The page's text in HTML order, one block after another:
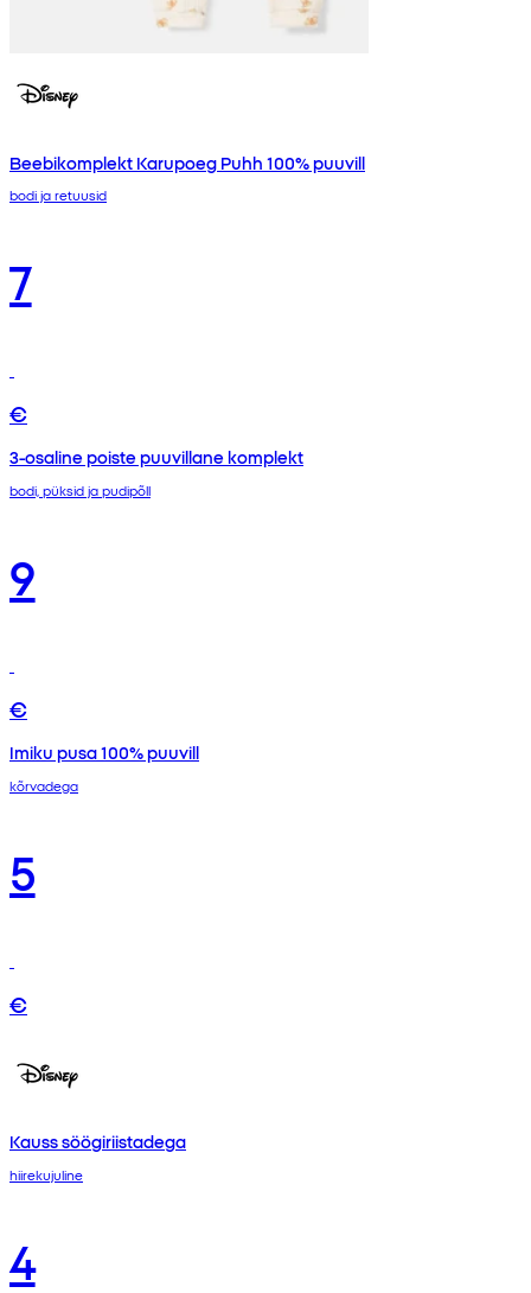
Beebikomplekt Karupoeg Puhh 100% puuvill
bodi ja retuusid
7
€
3-osaline poiste puuvillane komplekt
bodi, püksid ja pudipõll
9
€
Imiku pusa 100% puuvill
kõrvadega
5
€
Kauss söögiriistadega
hiirekujuline
4